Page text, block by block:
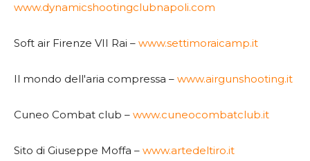
www.dynamicshootingclubnapoli.com
Soft air Firenze VII Rai – www.settimoraicamp.it
Il mondo dell'aria compressa – www.airgunshooting.it
Cuneo Combat club – www.cuneocombatclub.it
Sito di Giuseppe Moffa – www.artedeltiro.it